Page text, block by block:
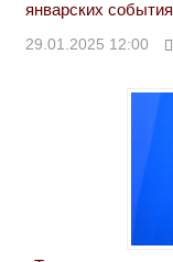
январских
29.01.2025 12:00